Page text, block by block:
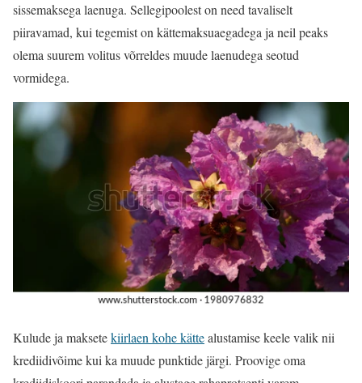
sissemaksega laenuga. Sellegipoolest on need tavaliselt
piiravamad, kui tegemist on kättemaksuaegadega ja neil peaks
olema suurem volitus võrreldes muude laenudega seotud
vormidega.
Kulude ja maksetekiirlaen kohe kättealustamise keele valik nii
krediidivõime kui ka muude punktide järgi. Proovige oma